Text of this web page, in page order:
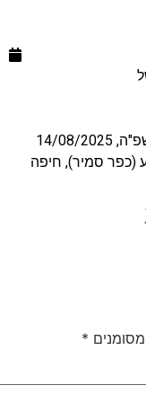
2025
*